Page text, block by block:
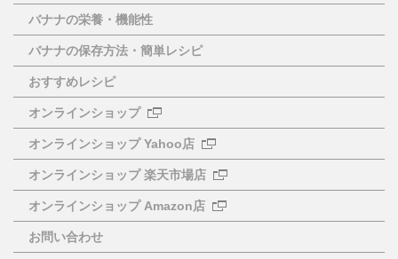
バナナの栄養・機能性
バナナの保存方法・簡単レシピ
おすすめレシピ
オンラインショップ
オンラインショップ Yahoo店
オンラインショップ 楽天市場店
オンラインショップ Amazon店
お問い合わせ